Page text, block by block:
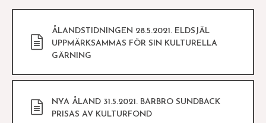
ÅLANDSTIDNINGEN 28.5.2021. ELDSJÄL
UPPMÄRKSAMMAS FÖR SIN KULTURELLA
GÄRNING
NYA ÅLAND 31.5.2021. BARBRO SUNDBACK
PRISAS AV KULTURFOND